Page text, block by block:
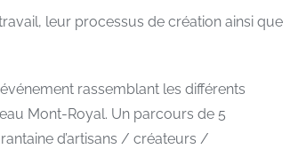
leur processus de création ainsi que
rassemblant les différents
Mont-Royal. Un parcours de 5
d’artisans / créateurs /